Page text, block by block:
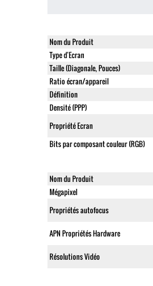
Nom du Produit
Type d'Ecran
Taille (Diagonale, Pouces)
Ratio écran/appareil
Définition
Densité (PPP)
Propriété Ecran
Bits par composant couleur (RGB)
Nom du Produit
Mégapixel
Propriétés autofocus
APN Propriétés Hardware
Résolutions Vidéo